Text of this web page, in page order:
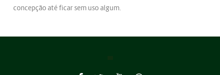
concepção até ficar sem uso algum.